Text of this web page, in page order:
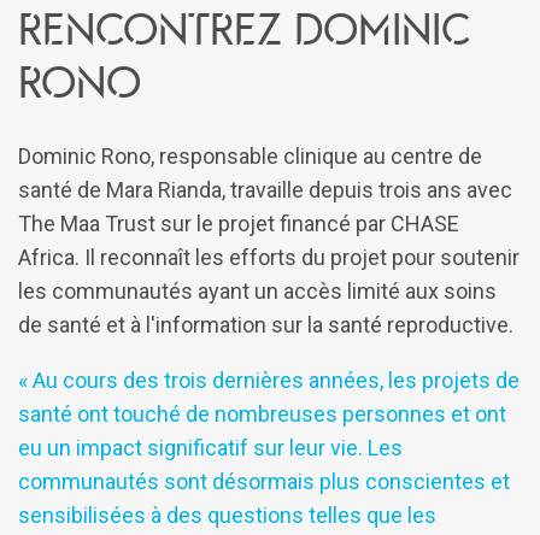
Rencontrez Dominic
Rono
Dominic Rono, responsable clinique au centre de
santé de Mara Rianda, travaille depuis trois ans avec
The Maa Trust sur le projet financé par CHASE
Africa. Il reconnaît les efforts du projet pour soutenir
les communautés ayant un accès limité aux soins
de santé et à l'information sur la santé reproductive.
« Au cours des trois dernières années, les projets de
santé ont touché de nombreuses personnes et ont
eu un impact significatif sur leur vie. Les
communautés sont désormais plus conscientes et
sensibilisées à des questions telles que les